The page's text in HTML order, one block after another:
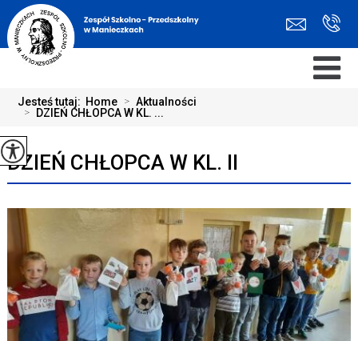
Jesteś tutaj: Home > Aktualności
> DZIEŃ CHŁOPCA W KL. ...
DZIEŃ CHŁOPCA W KL. II